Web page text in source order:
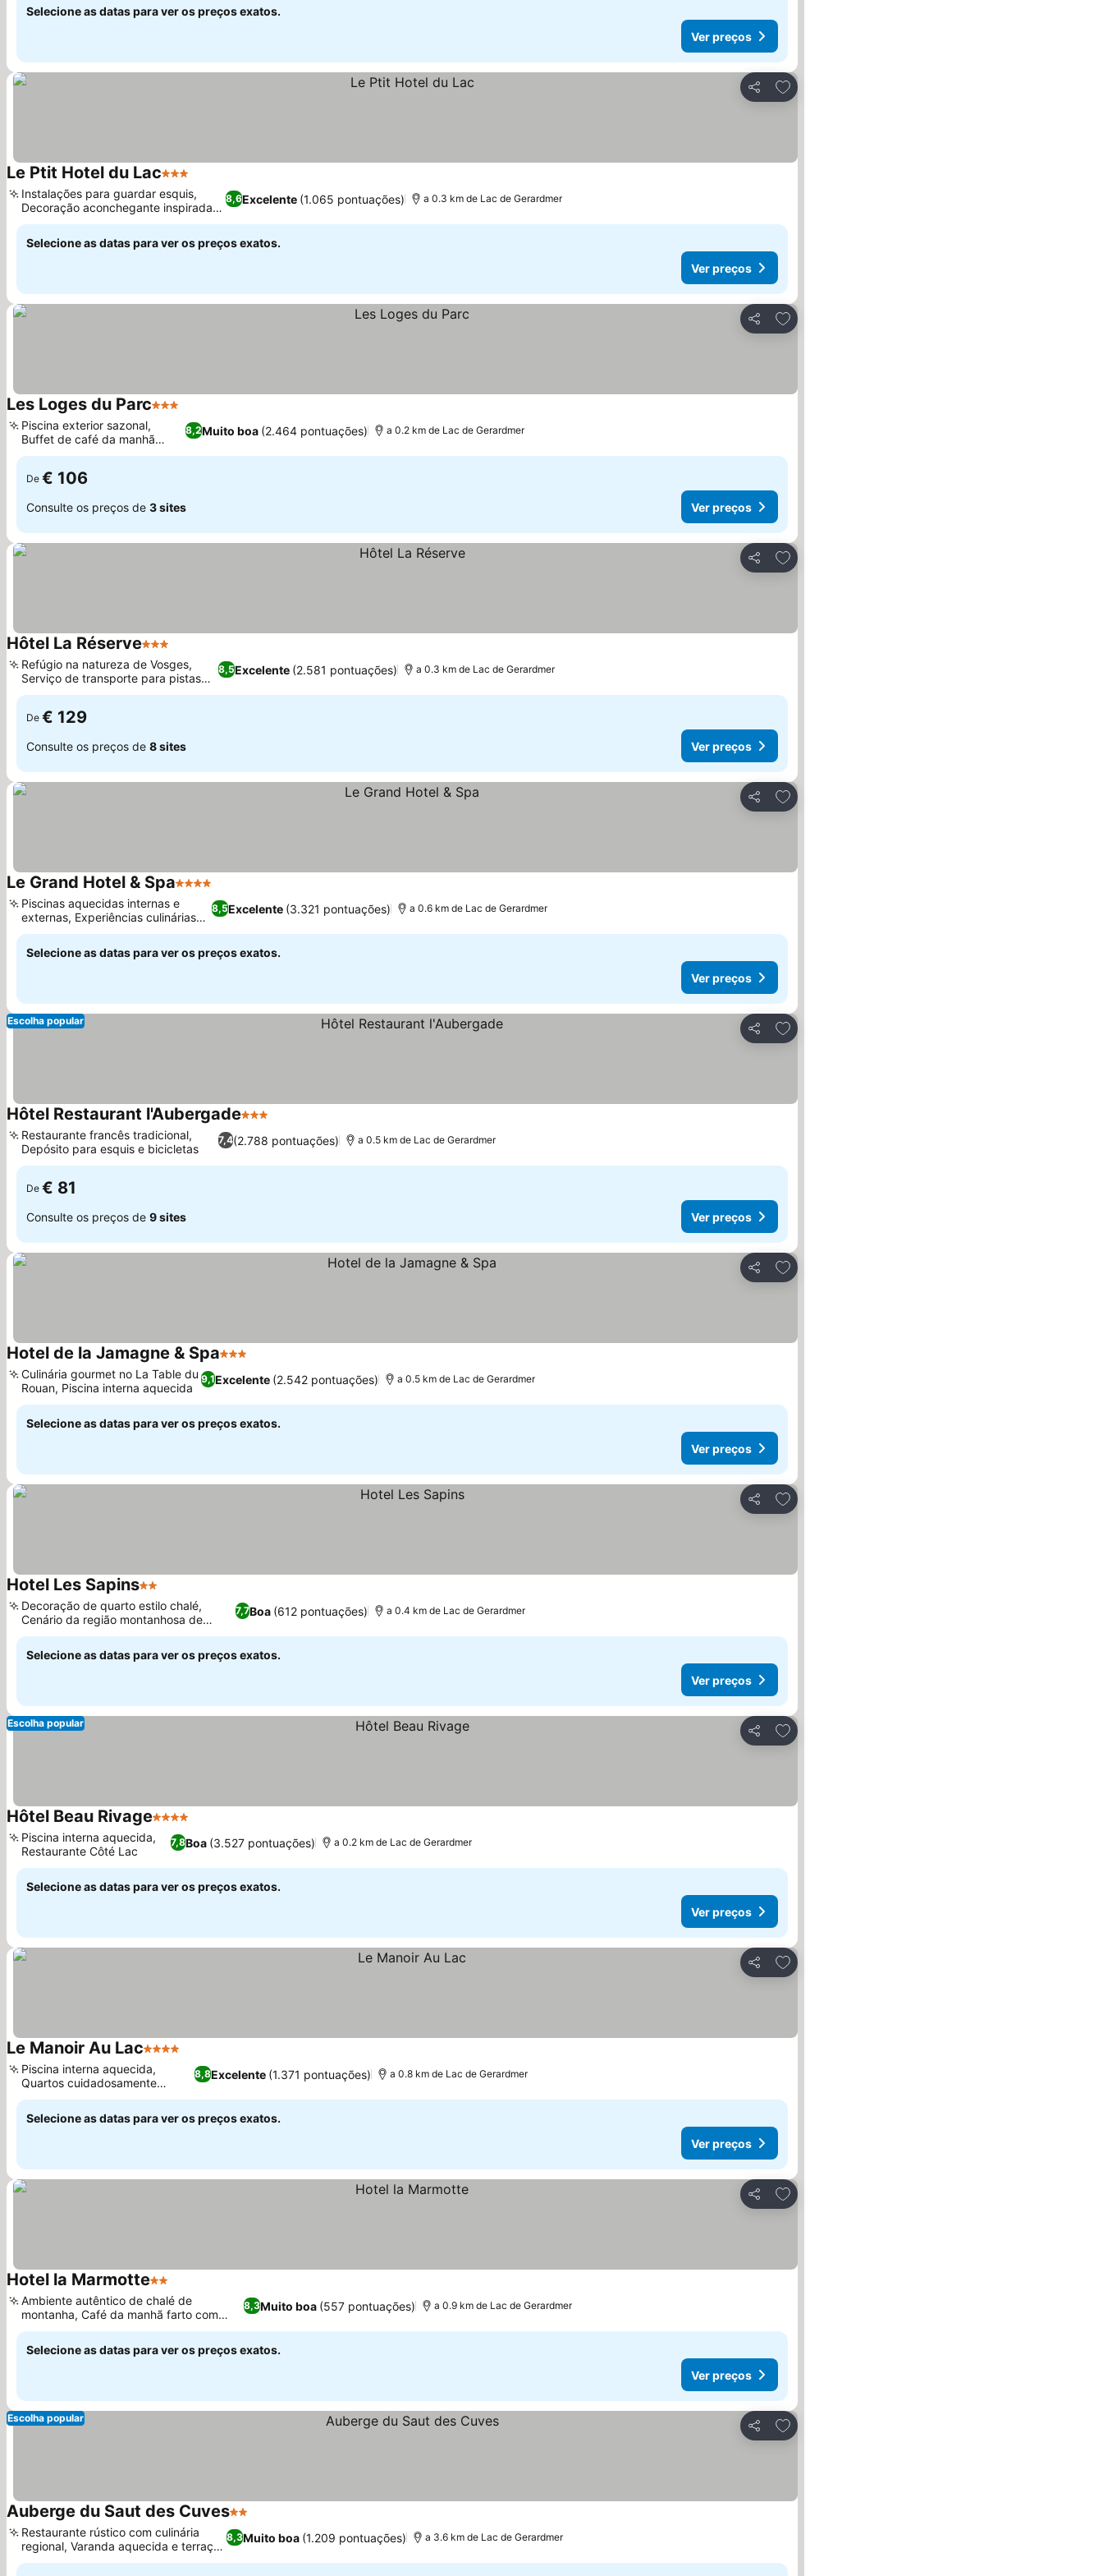
Selecione as datas para ver os preços exatos.
Ver preços
Partilhar
Adicionar aos favoritos
Le Ptit Hotel du Lac3 Estrelas
8,6Excelente (1.065 pontuações)
Instalações para guardar esquis,
Decoração aconchegante inspirada
nos Alpes
a 0.3 km de Lac de Gerardmer
Selecione as datas para ver os preços exatos.
Ver preços
Partilhar
Adicionar aos favoritos
Les Loges du Parc3 Estrelas
8,2Muito boa (2.464 pontuações)
Piscina exterior sazonal,
Buffet de café da manhã
gourmet
a 0.2 km de Lac de Gerardmer
De € 106
Consulte os preços de 3 sites Ver preços
Partilhar
Adicionar aos favoritos
Hôtel La Réserve3 Estrelas
8,5Excelente (2.581 pontuações)
Refúgio na natureza de Vosges,
Serviço de transporte para pistas
de esqui
a 0.3 km de Lac de Gerardmer
De € 129
Consulte os preços de 8 sites Ver preços
Partilhar
Adicionar aos favoritos
Le Grand Hotel & Spa4 Estrelas
8,5Excelente (3.321 pontuações)
Piscinas aquecidas internas e
externas, Experiências culinárias
diversas
a 0.6 km de Lac de Gerardmer
Selecione as datas para ver os preços exatos.
Ver preços
Partilhar
Adicionar aos favoritos
Escolha popular
Hôtel Restaurant l'Aubergade3 Estrelas
7,4(2.788 pontuações)
Restaurante francês tradicional,
Depósito para esquis e bicicletas
a 0.5 km de Lac de Gerardmer
De € 81
Consulte os preços de 9 sites Ver preços
Partilhar
Adicionar aos favoritos
Hotel de la Jamagne & Spa3 Estrelas
9,1Excelente (2.542 pontuações)
Culinária gourmet no La Table du
Rouan, Piscina interna aquecida
a 0.5 km de Lac de Gerardmer
Selecione as datas para ver os preços exatos.
Ver preços
Partilhar
Adicionar aos favoritos
Hotel Les Sapins2 Estrelas
7,7Boa (612 pontuações)
Decoração de quarto estilo chalé,
Cenário da região montanhosa de
Vosges
a 0.4 km de Lac de Gerardmer
Selecione as datas para ver os preços exatos.
Ver preços
Partilhar
Adicionar aos favoritos
Escolha popular
Hôtel Beau Rivage4 Estrelas
7,8Boa (3.527 pontuações)
Piscina interna aquecida,
Restaurante Côté Lac
a 0.2 km de Lac de Gerardmer
Selecione as datas para ver os preços exatos.
Ver preços
Partilhar
Adicionar aos favoritos
Le Manoir Au Lac4 Estrelas
8,8Excelente (1.371 pontuações)
Piscina interna aquecida,
Quartos cuidadosamente
projetados
a 0.8 km de Lac de Gerardmer
Selecione as datas para ver os preços exatos.
Ver preços
Partilhar
Adicionar aos favoritos
Hotel la Marmotte2 Estrelas
8,3Muito boa (557 pontuações)
Ambiente autêntico de chalé de
montanha, Café da manhã farto com
tema de montanha
a 0.9 km de Lac de Gerardmer
Selecione as datas para ver os preços exatos.
Ver preços
Partilhar
Adicionar aos favoritos
Escolha popular
Auberge du Saut des Cuves2 Estrelas
8,3Muito boa (1.209 pontuações)
Restaurante rústico com culinária
regional, Varanda aquecida e terraço
de verão
a 3.6 km de Lac de Gerardmer